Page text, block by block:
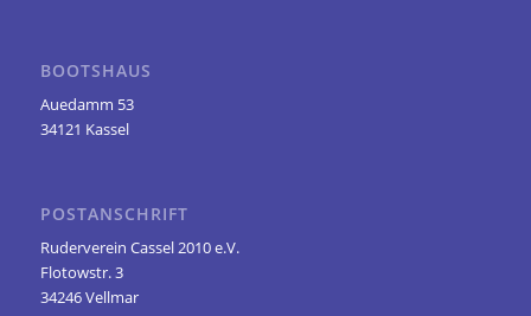
BOOTSHAUS
Auedamm 53
34121 Kassel
POSTANSCHRIFT
Ruderverein Cassel 2010 e.V.
Flotowstr. 3
34246 Vellmar